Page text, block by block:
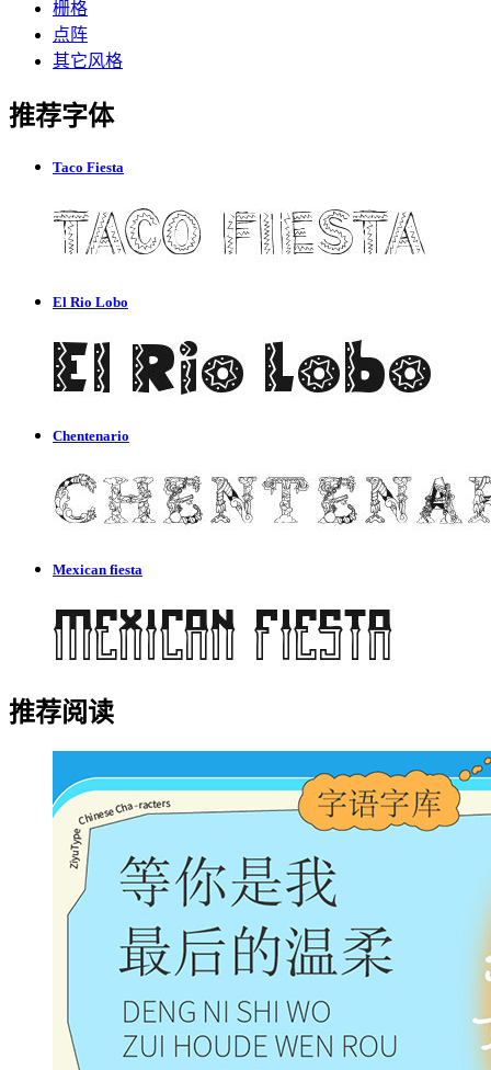
栅格
点阵
其它风格
推荐字体
Taco Fiesta
El Rio Lobo
Chentenario
Mexican fiesta
推荐阅读